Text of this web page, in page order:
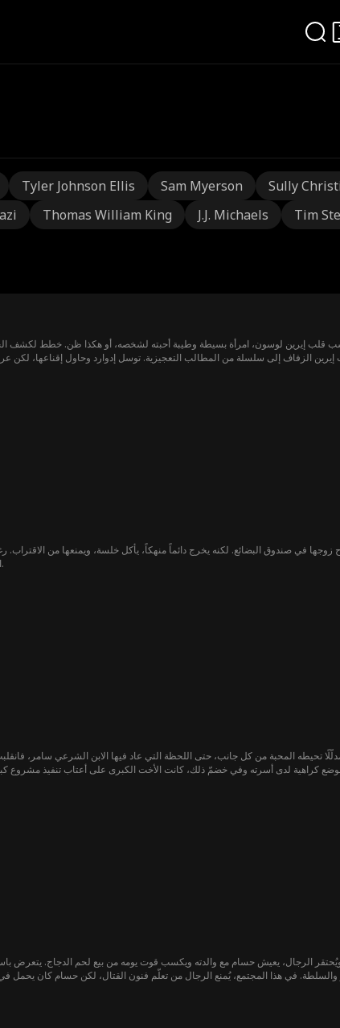
Tyler Johnson Ellis Sam Myerson Sully
Thomas William King J.J. Michaels Tim
قلب إيرين لوسون، امرأة بسيطة وطيبة أحبته لشخصه، أو هكذا ظن. خطط لكشف
إيرين الزفاف إلى سلسلة من المطالب التعجيزية. توسل إدوارد وحاول إقناعها،
زوجها في صندوق البضائع. لكنه يخرج دائماً منهكاً، يأكل خلسة، ويمنعها من
المقطورة، لتكتشف أن زوجها كان يخبئ امرأة بالداخل طوال هذا الوقت.
مدلَّلًا تحيطه المحبة من كل جانب، حتى اللحظة التي عاد فيها الابن الشرعي سامر،
ساقيه، ليلصق التهمة بتيم ويجعله موضع كراهية لدى أسرته وفي خضمّ ذلك، كانت الأخت
الرجال، يعيش حسام مع والدته ويكسب قوت يومه من بيع لحم الدجاج. يتعرض
في هذا المجتمع، يُمنع الرجال من تعلّم فنون القتال، لكن حسام كان يحمل